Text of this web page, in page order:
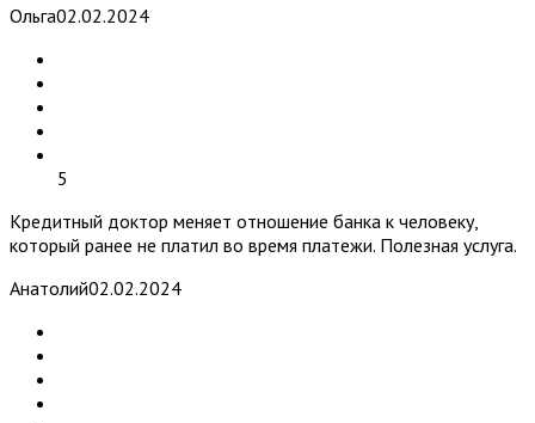
Ольга02.02.2024
5
Кредитный доктор меняет отношение банка к человеку,
который ранее не платил во время платежи. Полезная услуга.
Анатолий02.02.2024